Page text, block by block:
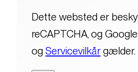
Dette websted er
reCAPTCHA, og
og Servicevilkårgælder.